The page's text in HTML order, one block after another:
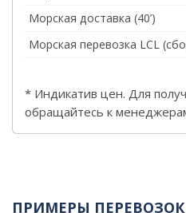
Морская доставка (40’)
Морская перевозка LCL
* Индикатив цен. Для
обращайтесь к
ПРИМЕРЫ